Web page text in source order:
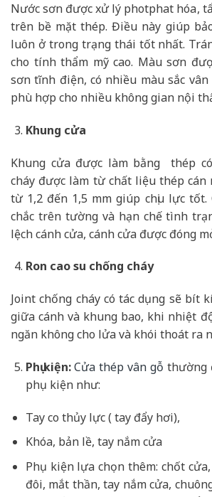
Nước sơn được xử lý photphat hóa,
trên bề mặt thép. Điều này giúp
luôn ở trong trạng thái tốt nhất.
cho tính thẩm mỹ cao. Màu sơn
sơn tĩnh điện, có nhiều màu sắc
phù hợp cho nhiều không gian nội
Khung cửa
Khung cửa được làm bằng thép
cháy được làm từ chất liệu thép cán
từ 1,2 đến 1,5 mm giúp chịu lực tốt.
chắc trên tường và hạn chế tình
lệch cánh cửa, cánh cửa được đóng
Ron cao su chống cháy
Joint chống cháy có tác dụng sẽ bít
giữa cánh và khung bao, khi nhiệt
ngăn không cho lửa và khói thoát ra
Phụ kiện:Cửa thép vân gỗ thường
phụ kiện như:
Tay co thủy lực ( tay đẩy hơi),
Khóa, bản lề, tay nắm cửa
Phụ kiện lựa chọn thêm: chốt
đôi, mắt thần, tay nắm cửa,